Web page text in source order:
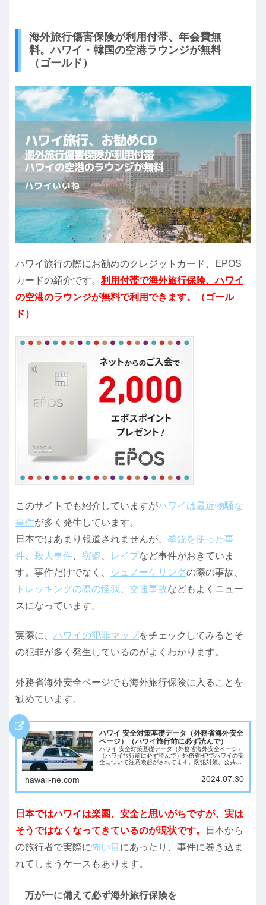
海外旅行傷害保険が利用付帯、年会費無
料。ハワイ・韓国の空港ラウンジが無料
（ゴールド）
ハワイ旅行の際にお勧めのクレジットカード、EPOS
カードの紹介です。 利用付帯で海外旅行保険、ハワイ
の空港のラウンジが無料で利用できます。（ゴール
ド）
このサイトでも紹介していますがハワイは最近物騒な
事件が多く発生しています。
日本ではあまり報道されませんが、 拳銃を使った事
件
殺人事件 窃盗 レイプなど事件がおきていま
す。事件だけでなく、
シュノーケリングの際の事故、
トレッキングの際の怪我
交通事故などもよくニュー
スになっています。
実際に、 ハワイの犯罪マップをチェックしてみるとそ
の犯罪が多く発生しているのがよくわかります。
外務省海外安全ページでも海外旅行保険に入ることを
勧めています。
ハワイ 安全対策基礎データ（外務省海外安全
ページ）（ハワイ旅行前に必ず読んで）
ハワイ 安全対策基礎データ（外務省海外安全ページ）
（ハワイ旅行前に必ず読んで）外務省HPでハワイの安
全について注意喚起がされてます。防犯対策、公共の
額、などなどハワイ旅行の際は必ず目を通しておき...
hawaii-ne.com 2024.07.30
日本ではハワイは楽園、安全と思いがちですが、実は
そうではなくなってきているのが現状です。
日本から
の旅行者で実際に怖い目 にあったり、事件に巻き込ま
れてしまうケースもあります。
万が一に備えて必ず海外旅行保険を